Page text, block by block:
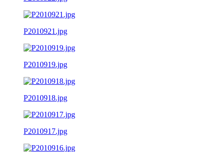
P2010921.jpg
P2010919.jpg
P2010918.jpg
P2010917.jpg